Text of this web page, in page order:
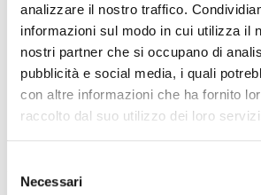
analizzare il nostro traffico.
informazioni sul modo in cui utilizza il
nostri partner che si occupano di
pubblicità e social media, i quali
con altre informazioni che ha fornito
raccolto dal suo utilizzo dei loro
delNecessari
03-06-2025
EQUIPE ENERVIT: UN WEBINAR SU
PERFORMANCE E LONGEVITÀ
Una serie di webinar scientifici per parlare di
legata alle Granfondo. Enervit si conferma un